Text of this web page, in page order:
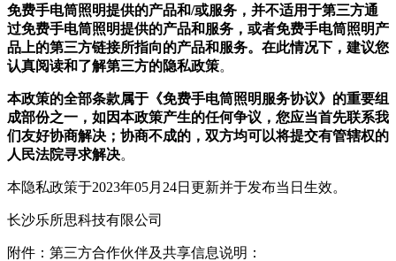
免费手电筒照明提供的产品和/或服务，并不适用于第三方通
过免费手电筒照明提供的产品和服务，或者免费手电筒照明产
品上的第三方链接所指向的产品和服务。在此情况下，建议您
认真阅读和了解第三方的隐私政策。
本政策的全部条款属于《免费手电筒照明服务协议》的重要组
成部份之一，如因本政策产生的任何争议，您应当首先联系我
们友好协商解决；协商不成的，双方均可以将提交有管辖权的
人民法院寻求解决。
本隐私政策于2023年05月24日更新并于发布当日生效。
长沙乐所思科技有限公司
附件：第三方合作伙伴及共享信息说明：